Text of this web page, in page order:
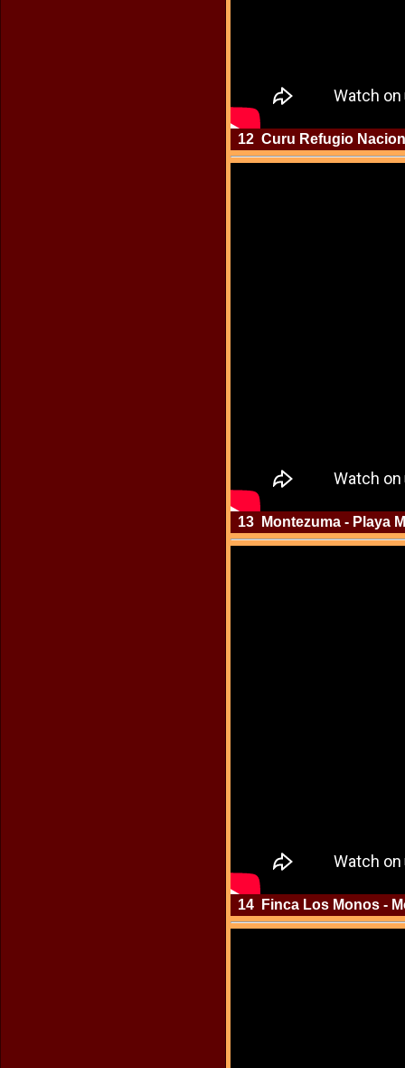
12 Curu Refugio
13 Montezuma - Playa
14 Finca Los Monos -